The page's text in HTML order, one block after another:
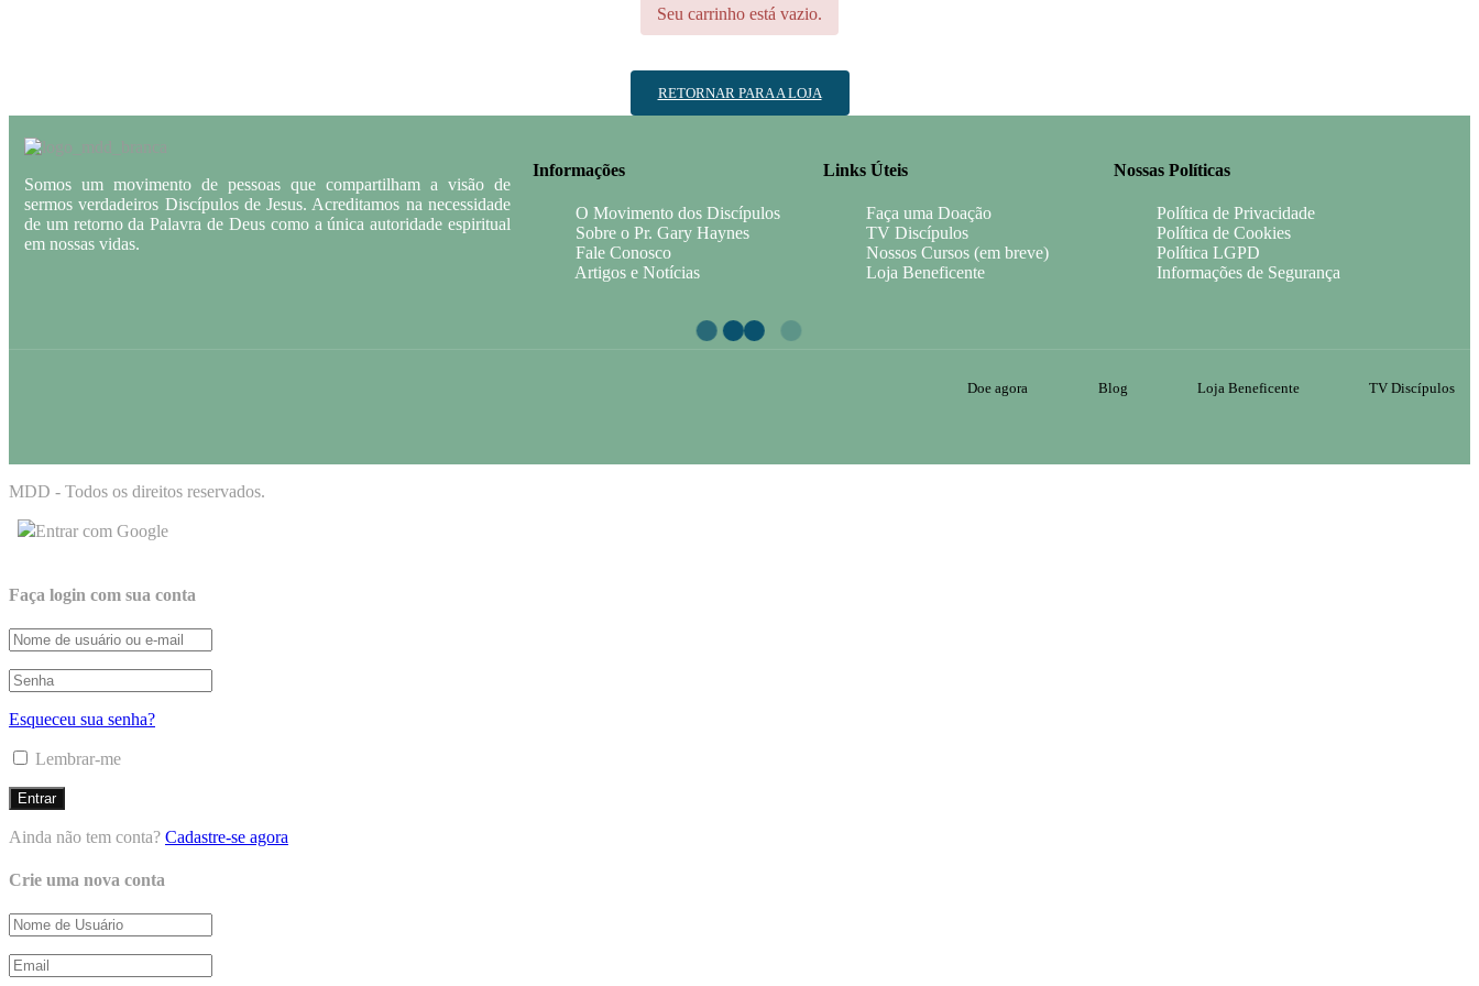
Seu carrinho está vazio.
RETORNAR PARA A LOJA
Somos um movimento de pessoas que compartilham a visão de
sermos verdadeiros Discípulos de Jesus. Acreditamos na necessidade
de um retorno da Palavra de Deus como a única autoridade espiritual
em nossas vidas.
Informações
O Movimento dos Discípulos
Sobre o Pr. Gary Haynes
Fale Conosco
Artigos e Notícias
Links Úteis
Faça uma Doação
TV Discípulos
Nossos Cursos (em breve)
Loja Beneficente
Nossas Políticas
Política de Privacidade
Política de Cookies
Política LGPD
Informações de Segurança
Doe agora Blog Loja Beneficente TV Discípulos
MDD - Todos os direitos reservados.
Entrar com Google
Faça login com sua conta
Esqueceu sua senha?
Lembrar-me
Ainda não tem conta? Cadastre-se agora
Crie uma nova conta